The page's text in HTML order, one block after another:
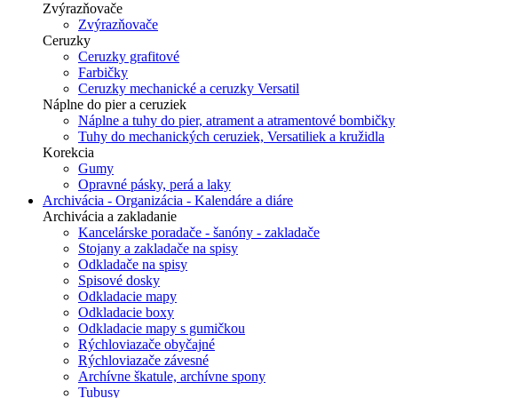
Zvýrazňovače
Zvýrazňovače
Ceruzky
Ceruzky grafitové
Farbičky
Ceruzky mechanické a ceruzky Versatil
Náplne do pier a ceruziek
Náplne a tuhy do pier, atrament a atramentové bombičky
Tuhy do mechanických ceruziek, Versatiliek a kružidla
Korekcia
Gumy
Opravné pásky, perá a laky
Archivácia - Organizácia - Kalendáre a diáre
Archivácia a zakladanie
Kancelárske poradače - šanóny - zakladače
Stojany a zakladače na spisy
Odkladače na spisy
Spisové dosky
Odkladacie mapy
Odkladacie boxy
Odkladacie mapy s gumičkou
Rýchloviazače obyčajné
Rýchloviazače závesné
Archívne škatule, archívne spony
Tubusy